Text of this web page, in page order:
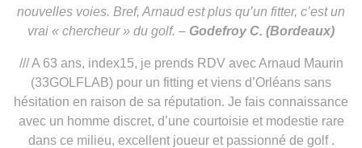
nouvelles voies. Bref, Arnaud est plus qu’un fitter, c’est un
vrai « chercheur » du golf. – Godefroy C. (Bordeaux)
/// A 63 ans, index15, je prends RDV avec Arnaud Maurin
(33GOLFLAB) pour un fitting et viens d’Orléans sans
hésitation en raison de sa réputation. Je fais connaissance
avec un homme discret, d’une courtoisie et modestie rare
dans ce milieu, excellent joueur et passionné de golf .